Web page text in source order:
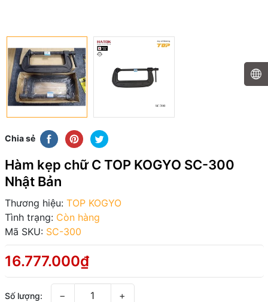
Chia sẻ
Hàm kẹp chữ C TOP KOGYO SC-300
Nhật Bản
Thương hiệu: TOP KOGYO
Tình trạng: Còn hàng
Mã SKU: SC-300
16.777.000₫
Số lượng: − +